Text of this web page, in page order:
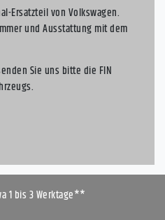
Ersatzteil von Volkswagen.
und Ausstattung mit dem
Sie uns bitte die FIN
1 bis 3 Werktage**